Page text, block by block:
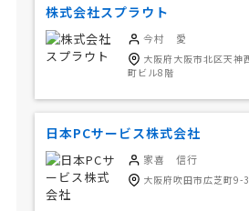
株式会社スプラウト
今村 愛
大阪府大阪市北区天
町ビル8階
日本PCサービス株式会社
家喜 信行
大阪府吹田市広芝町9-